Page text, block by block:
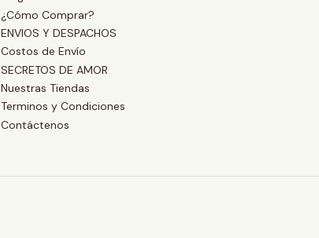
¿Cómo Comprar?
ENVIOS Y DESPACHOS
Costos de Envío
SECRETOS DE AMOR
Nuestras Tiendas
Terminos y Condiciones
Contáctenos